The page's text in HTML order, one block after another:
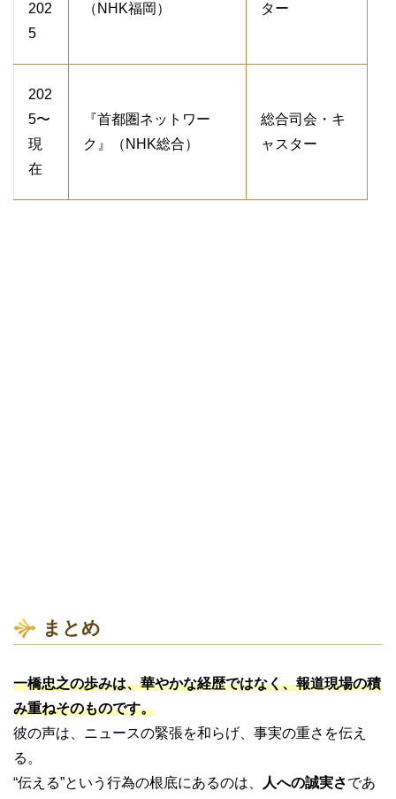
202
5
（NHK福岡）
ター
202
5〜
現
在
『首都圏ネットワー
ク』（NHK総合）
総合司会・キ
ャスター
まとめ
一橋忠之の歩みは、華やかな経歴ではなく、報道現場の積
み重ねそのものです。
彼の声は、ニュースの緊張を和らげ、事実の重さを伝え
る。
“伝える”という行為の根底にあるのは、
人への誠実さであ